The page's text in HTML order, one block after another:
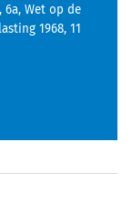
6a, Wet op de
1968, 11